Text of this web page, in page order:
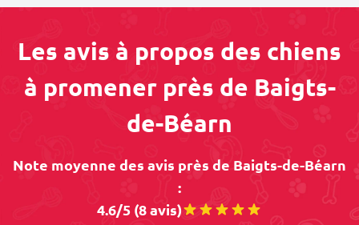
Les avis à propos des chiens
à promener près de Baigts-
de-Béarn
Note moyenne des avis près de Baigts-de-Béarn
:
4.6/5 (8 avis)